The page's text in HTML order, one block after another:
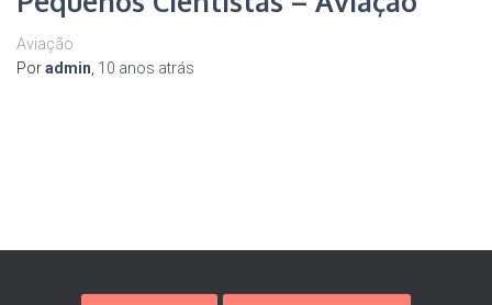
Aviação
Poradmin 10 anos atrás